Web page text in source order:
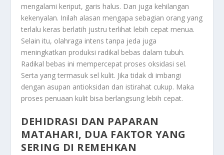
mengalami keriput, garis halus. Dan juga kehilangan
kekenyalan. Inilah alasan mengapa sebagian orang yang
terlalu keras berlatih justru terlihat lebih cepat menua.
Selain itu, olahraga intens tanpa jeda juga
meningkatkan produksi radikal bebas dalam tubuh.
Radikal bebas ini mempercepat proses oksidasi sel.
Serta yang termasuk sel kulit. Jika tidak di imbangi
dengan asupan antioksidan dan istirahat cukup. Maka
proses penuaan kulit bisa berlangsung lebih cepat.
DEHIDRASI DAN PAPARAN
MATAHARI, DUA FAKTOR YANG
SERING DI REMEHKAN